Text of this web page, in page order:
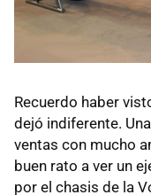
Recuerdo haber
dejó indiferente.
ventas con mucho
buen rato a ver un
por el chasis de la